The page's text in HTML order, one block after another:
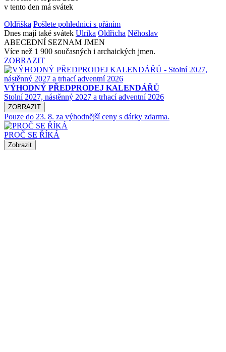
v tento den má svátek
Oldřiška Pošlete pohlednici s přáním
Dnes mají také svátek Ulrika Oldřicha Něhoslav
ABECEDNÍ SEZNAM JMEN
Více než 1 900 současných i archaických jmen.
ZOBRAZIT
VÝHODNÝ PŘEDPRODEJ KALENDÁŘŮ
Stolní 2027, nástěnný 2027 a trhací adventní 2026
ZOBRAZIT
Pouze do 23. 8. za výhodnější ceny s dárky zdarma.
PROČ SE ŘÍKÁ
Zobrazit